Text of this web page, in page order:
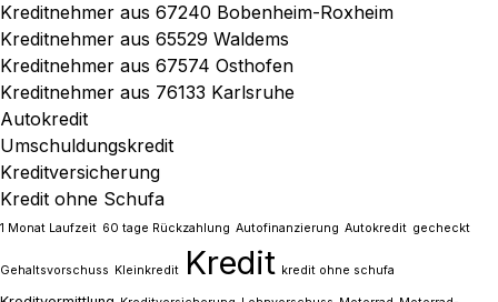
Kreditnehmer aus 67240 Bobenheim-Roxheim
Kreditnehmer aus 65529 Waldems
Kreditnehmer aus 67574 Osthofen
Kreditnehmer aus 76133 Karlsruhe
Autokredit
Umschuldungskredit
Kreditversicherung
Kredit ohne Schufa
1 Monat Laufzeit 60 tage Rückzahlung Autofinanzierung Autokredit gecheckt
Gehaltsvorschuss Kleinkredit Kredit kredit ohne schufa